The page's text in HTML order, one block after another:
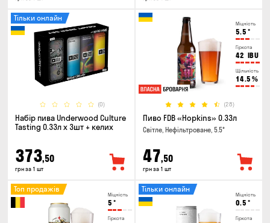
(0)
Тільки онлайн
Набір пива Underwood Culture
Tasting 0.33л x 3шт + келих
373,50
грн за 1 шт
Міцність
5.5 °
Гіркота
42 IBU
Щільність
14.5 %
(28)
Пиво FDB «Hopkins» 0.33л
Світле, Нефільтроване, 5.5°
47,50
грн за 1 шт
Міцність
5 °
Гіркота
Топ продажів
Міцність
0.5 °
Гіркота
Тільки онлайн